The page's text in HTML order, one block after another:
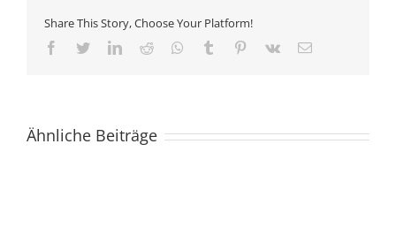
Share This Story, Choose Your Platform!
Facebook
TwitterLinkedIn
Reddit Whatsapp
Tumblr Pinterest
Vk Email
Ähnliche Beiträge